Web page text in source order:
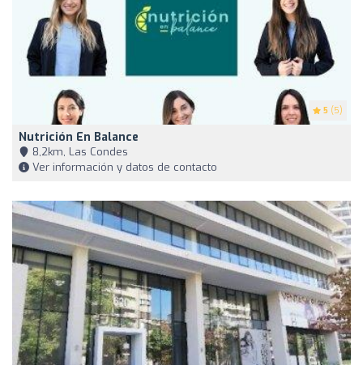
5 (5)
Nutrición En Balance
8,2km, Las Condes
Ver información y datos de contacto